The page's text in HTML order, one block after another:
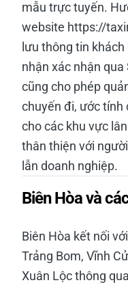
mẫu trực tuyến.
website https://
lưu thông tin khách
nhận xác nhận
cũng cho phép
chuyến đi, ước tính
cho các khu vực
thân thiện với
lẫn doanh nghiệp.
Biên Hòa và
Biên Hòa kết nối
Trảng Bom, Vĩnh
Xuân Lộc thông